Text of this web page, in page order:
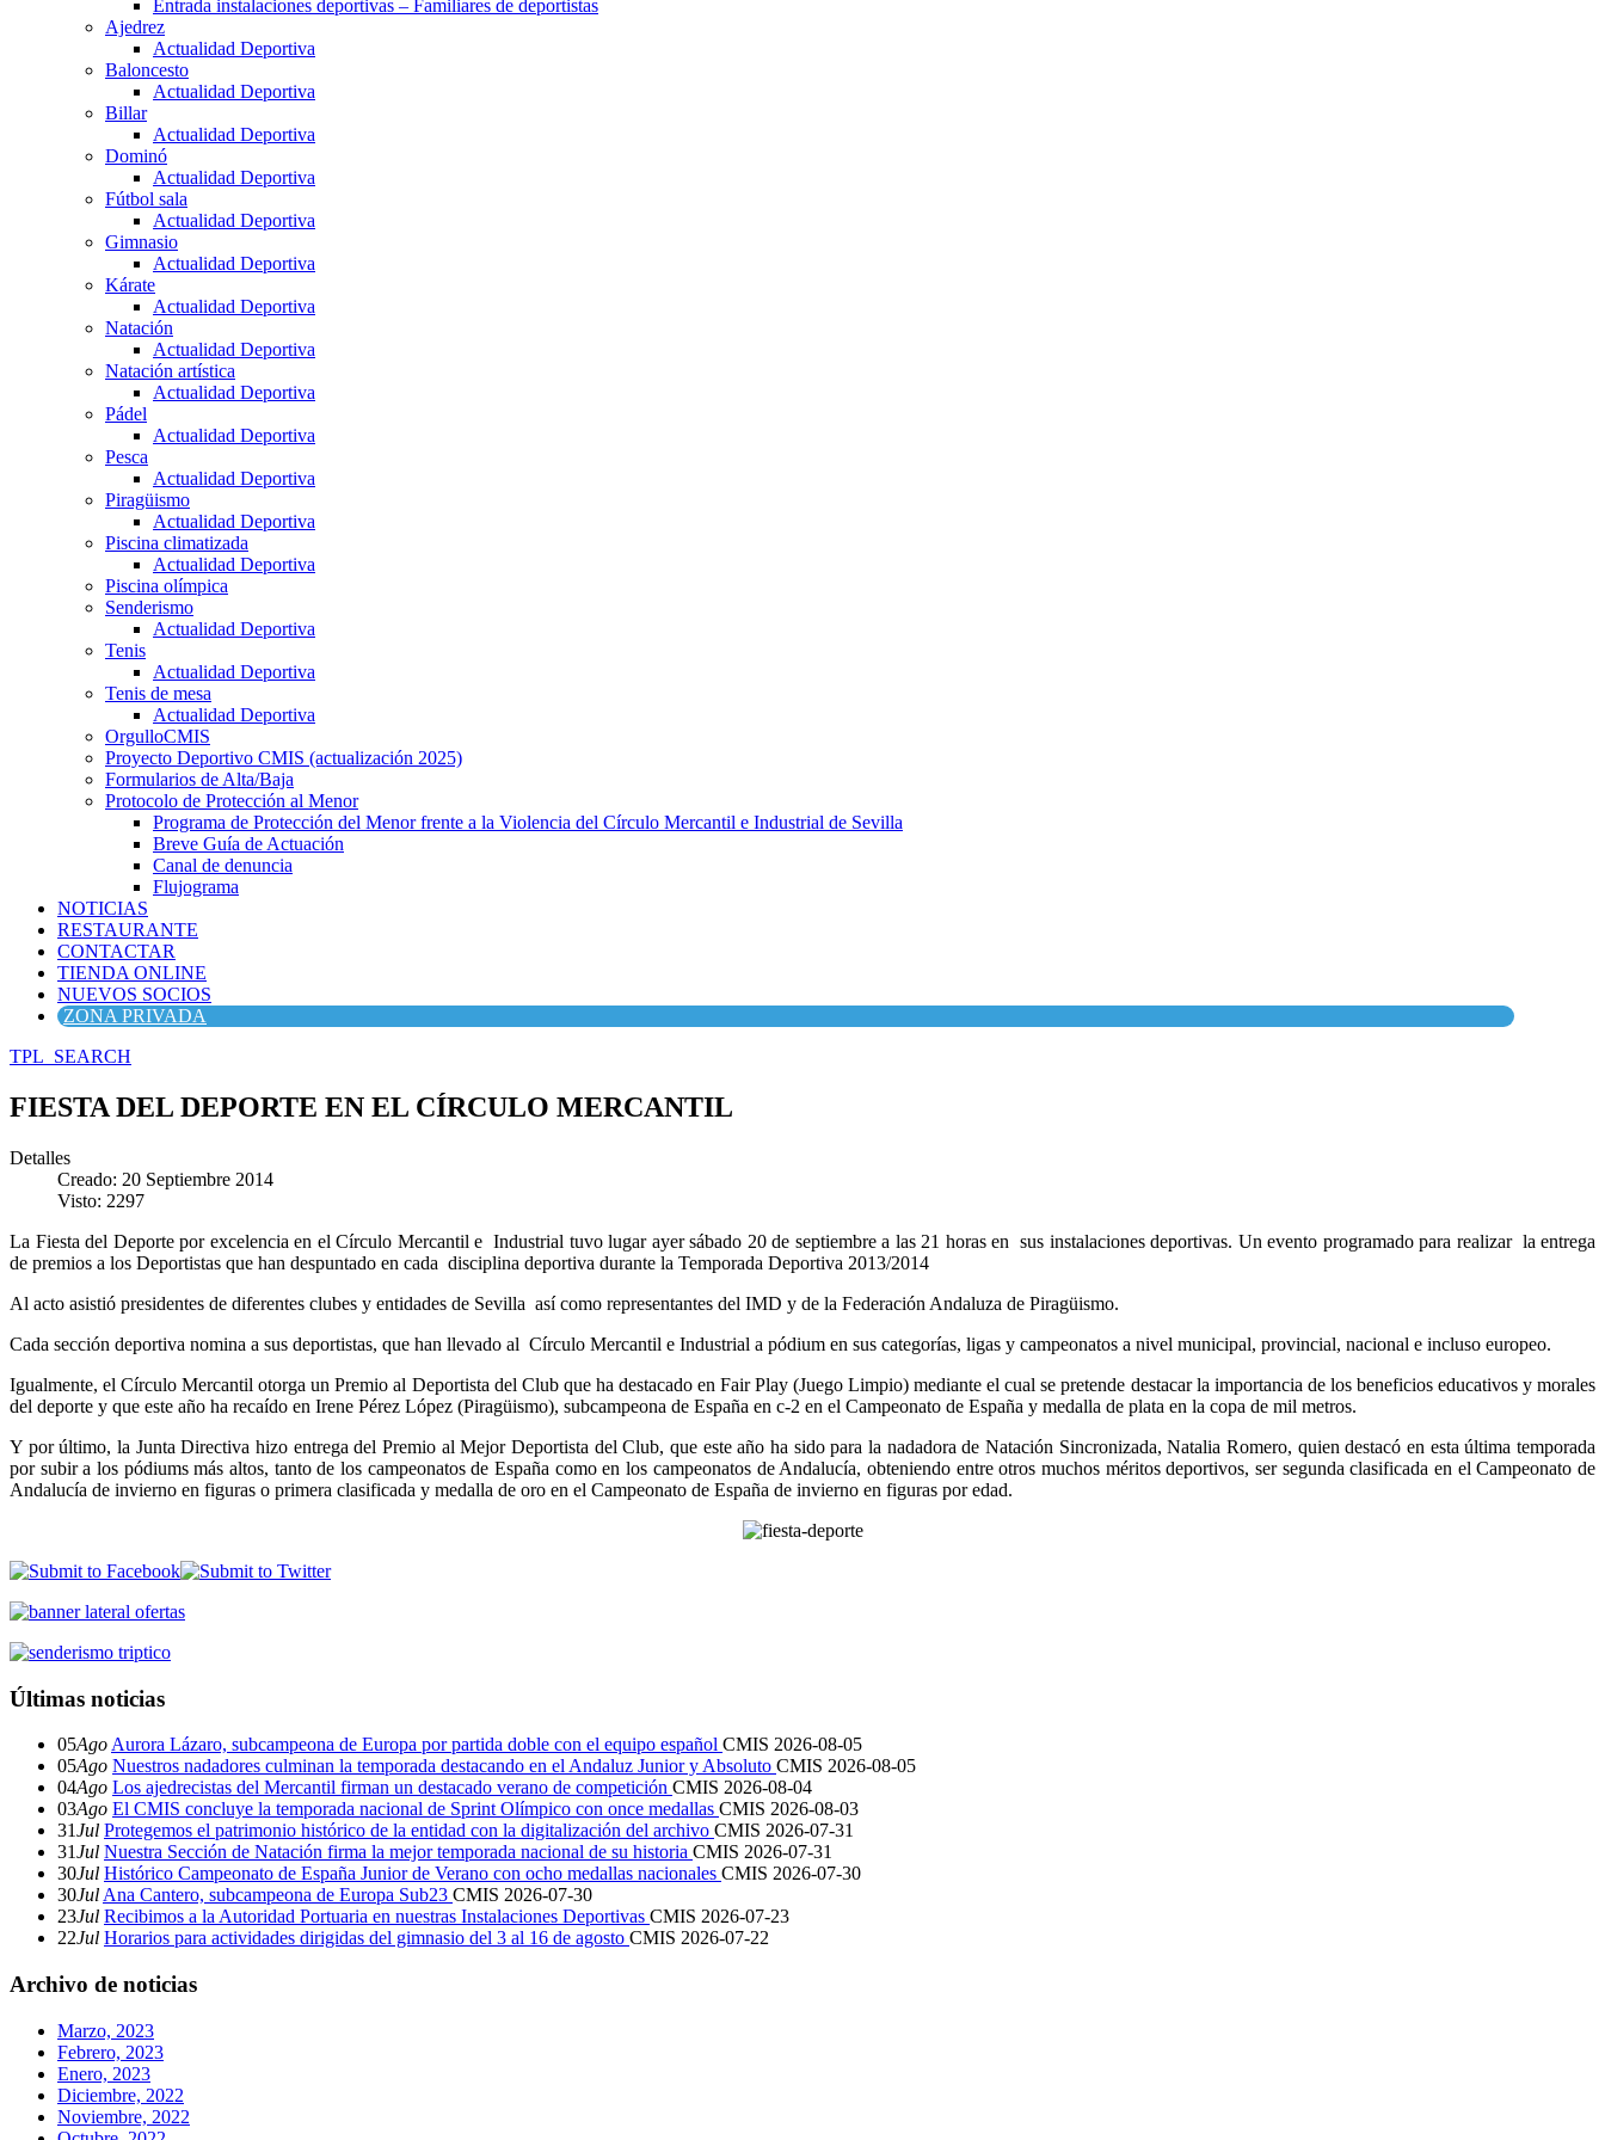
Entrada instalaciones deportivas – Familiares de deportistas
Ajedrez
Actualidad Deportiva
Baloncesto
Actualidad Deportiva
Billar
Actualidad Deportiva
Dominó
Actualidad Deportiva
Fútbol sala
Actualidad Deportiva
Gimnasio
Actualidad Deportiva
Kárate
Actualidad Deportiva
Natación
Actualidad Deportiva
Natación artística
Actualidad Deportiva
Pádel
Actualidad Deportiva
Pesca
Actualidad Deportiva
Piragüismo
Actualidad Deportiva
Piscina climatizada
Actualidad Deportiva
Piscina olímpica
Senderismo
Actualidad Deportiva
Tenis
Actualidad Deportiva
Tenis de mesa
Actualidad Deportiva
OrgulloCMIS
Proyecto Deportivo CMIS (actualización 2025)
Formularios de Alta/Baja
Protocolo de Protección al Menor
Programa de Protección del Menor frente a la Violencia del Círculo Mercantil e Industrial de Sevilla
Breve Guía de Actuación
Canal de denuncia
Flujograma
NOTICIAS
RESTAURANTE
CONTACTAR
TIENDA ONLINE
NUEVOS SOCIOS
ZONA PRIVADA
TPL_SEARCH
FIESTA DEL DEPORTE EN EL CÍRCULO MERCANTIL
Detalles
Creado: 20 Septiembre 2014
Visto: 2297
La Fiesta del Deporte por excelencia en el Círculo Mercantil e Industrial tuvo lugar ayer sábado 20 de septiembre a las 21 horas en sus instalaciones deportivas. Un evento programado para realizar la entrega
de premios a los Deportistas que han despuntado en cada disciplina deportiva durante la Temporada Deportiva 2013/2014
Al acto asistió presidentes de diferentes clubes y entidades de Sevilla así como representantes del IMD y de la Federación Andaluza de Piragüismo.
Cada sección deportiva nomina a sus deportistas, que han llevado al Círculo Mercantil e Industrial a pódium en sus categorías, ligas y campeonatos a nivel municipal, provincial, nacional e incluso europeo.
Igualmente, el Círculo Mercantil otorga un Premio al Deportista del Club que ha destacado en Fair Play (Juego Limpio) mediante el cual se pretende destacar la importancia de los beneficios educativos y morales
del deporte y que este año ha recaído en Irene Pérez López (Piragüismo), subcampeona de España en c-2 en el Campeonato de España y medalla de plata en la copa de mil metros.
Y por último, la Junta Directiva hizo entrega del Premio al Mejor Deportista del Club, que este año ha sido para la nadadora de Natación Sincronizada, Natalia Romero, quien destacó en esta última temporada
por subir a los pódiums más altos, tanto de los campeonatos de España como en los campeonatos de Andalucía, obteniendo entre otros muchos méritos deportivos, ser segunda clasificada en el Campeonato de
Andalucía de invierno en figuras o primera clasificada y medalla de oro en el Campeonato de España de invierno en figuras por edad.
Últimas noticias
05Ago Aurora Lázaro, subcampeona de Europa por partida doble con el equipo español CMIS 2026-08-05
05Ago Nuestros nadadores culminan la temporada destacando en el Andaluz Junior y Absoluto CMIS 2026-08-05
04Ago Los ajedrecistas del Mercantil firman un destacado verano de competición CMIS 2026-08-04
03Ago El CMIS concluye la temporada nacional de Sprint Olímpico con once medallas CMIS 2026-08-03
31Jul Protegemos el patrimonio histórico de la entidad con la digitalización del archivo CMIS 2026-07-31
31Jul Nuestra Sección de Natación firma la mejor temporada nacional de su historia CMIS 2026-07-31
30Jul Histórico Campeonato de España Junior de Verano con ocho medallas nacionales CMIS 2026-07-30
30Jul Ana Cantero, subcampeona de Europa Sub23 CMIS 2026-07-30
23Jul Recibimos a la Autoridad Portuaria en nuestras Instalaciones Deportivas CMIS 2026-07-23
22Jul Horarios para actividades dirigidas del gimnasio del 3 al 16 de agosto CMIS 2026-07-22
Archivo de noticias
Marzo, 2023
Febrero, 2023
Enero, 2023
Diciembre, 2022
Noviembre, 2022